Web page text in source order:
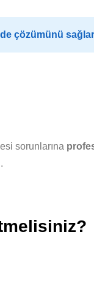
çözümünü
sorunlarına